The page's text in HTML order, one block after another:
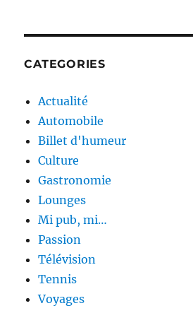
CATEGORIES
Actualité
Automobile
Billet d'humeur
Culture
Gastronomie
Lounges
Mi pub, mi…
Passion
Télévision
Tennis
Voyages